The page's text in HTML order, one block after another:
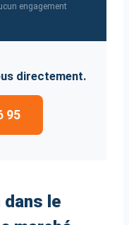
engagement
directement.
95
dans le